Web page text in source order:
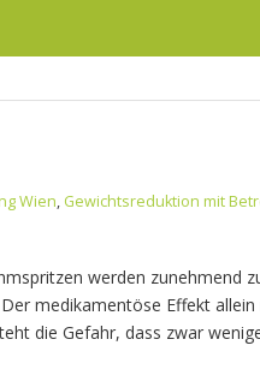
Wien, Gewichtsreduktion mit
werden zunehmend
medikamentöse Effekt
die Gefahr, dass zwar